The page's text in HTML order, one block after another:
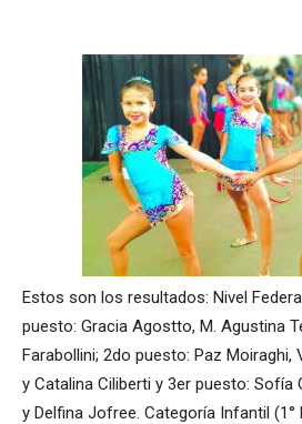
Estos son los resultados: Nivel
puesto: Gracia Agostto, M. Agustina
Farabollini; 2do puesto: Paz Moiraghi,
y Catalina Ciliberti y 3er puesto: Sofía
y Delfina Jofree. Categoría Infantil (1°